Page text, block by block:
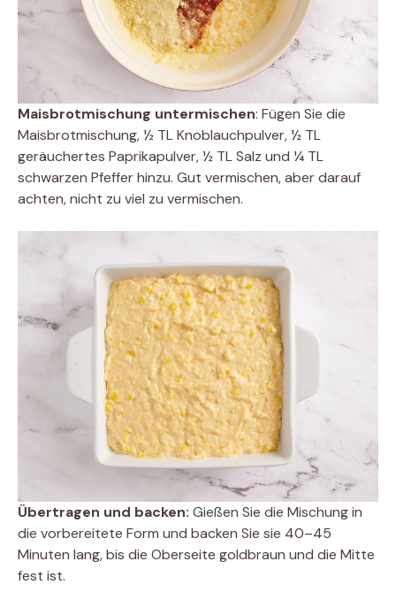
Maisbrotmischung untermischen: Fügen Sie die
Maisbrotmischung, ½ TL Knoblauchpulver, ½ TL
geräuchertes Paprikapulver, ½ TL Salz und ¼ TL
schwarzen Pfeffer hinzu. Gut vermischen, aber darauf
achten, nicht zu viel zu vermischen.
Übertragen und backen: Gießen Sie die Mischung in
die vorbereitete Form und backen Sie sie 40–45
Minuten lang, bis die Oberseite goldbraun und die Mitte
fest ist.